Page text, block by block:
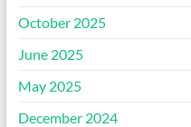
October 2025
June 2025
May 2025
December 2024